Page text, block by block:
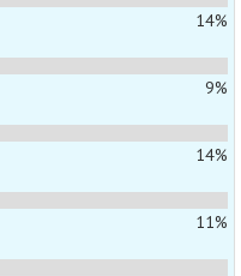
14%
9%
14%
11%